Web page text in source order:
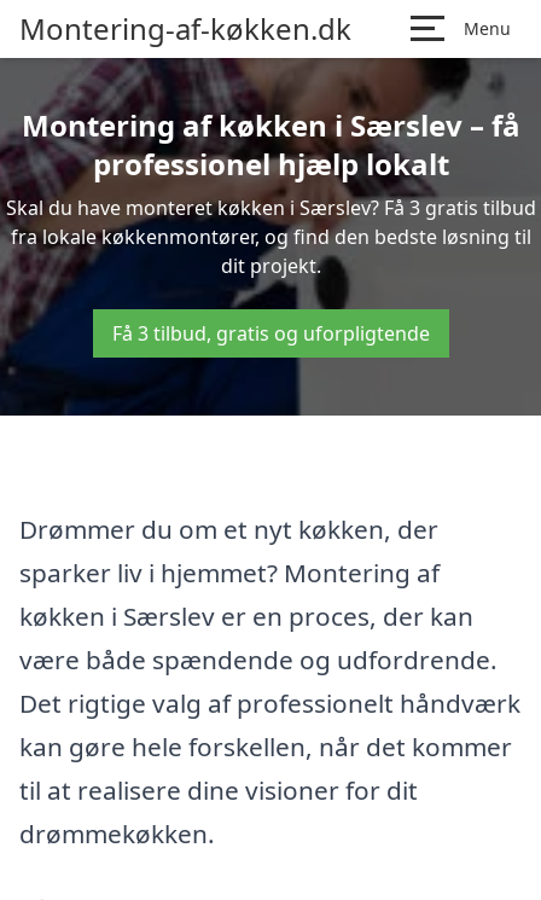
Montering-af-køkken.dk Menu
Montering af køkken i Særslev – få
professionel hjælp lokalt
Skal du have monteret køkken i Særslev? Få 3 gratis tilbud
fra lokale køkkenmontører, og find den bedste løsning til
dit projekt.
Få 3 tilbud, gratis og uforpligtende
Drømmer du om et nyt køkken, der
sparker liv i hjemmet? Montering af
køkken i Særslev er en proces, der kan
være både spændende og udfordrende.
Det rigtige valg af professionelt håndværk
kan gøre hele forskellen, når det kommer
til at realisere dine visioner for dit
drømmekøkken.